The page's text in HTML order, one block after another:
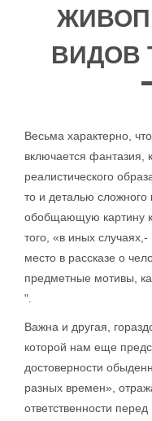
ВИДОВ
Весьма характерно,
включается фантазия,
реалистического
то и деталью
обобщающую картину
того, «в иных
место в рассказе о
предметные мотивы,
".
Важна и другая,
которой нам еще
достоверности
разных времен»,
ответственности